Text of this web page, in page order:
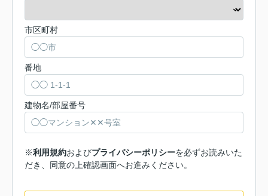
市区町村
番地
建物名/部屋番号
※利用規約およびプライバシーポリシーを必ずお読みいた
だき、同意の上確認画面へお進みください。